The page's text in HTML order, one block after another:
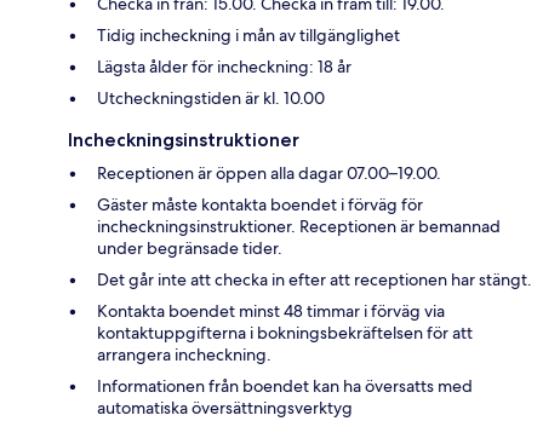
Tidig incheckning i mån av tillgänglighet
Lägsta ålder för incheckning: 18 år
Utcheckningstiden är kl. 10.00
Incheckningsinstruktioner
Receptionen är öppen alla dagar 07.00–19.00.
Gäster måste kontakta boendet i förväg för
incheckningsinstruktioner. Receptionen är bemannad
under begränsade tider.
Det går inte att checka in efter att receptionen har stängt.
Kontakta boendet minst 48 timmar i förväg via
kontaktuppgifterna i bokningsbekräftelsen för att
arrangera incheckning.
Informationen från boendet kan ha översatts med
automatiska översättningsverktyg